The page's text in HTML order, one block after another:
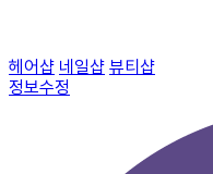
헤어샵 네일샵 뷰티샵
정보수정